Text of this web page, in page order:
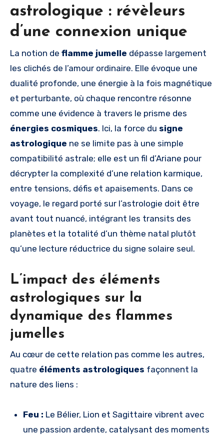
astrologique : révèleurs
d’une connexion unique
La notion de flamme jumelle dépasse largement
les clichés de l’amour ordinaire. Elle évoque une
dualité profonde, une énergie à la fois magnétique
et perturbante, où chaque rencontre résonne
comme une évidence à travers le prisme des
énergies cosmiques. Ici, la force du signe
astrologique ne se limite pas à une simple
compatibilité astrale; elle est un fil d’Ariane pour
décrypter la complexité d’une relation karmique,
entre tensions, défis et apaisements. Dans ce
voyage, le regard porté sur l’astrologie doit être
avant tout nuancé, intégrant les transits des
planètes et la totalité d’un thème natal plutôt
qu’une lecture réductrice du signe solaire seul.
L’impact des éléments
astrologiques sur la
dynamique des flammes
jumelles
Au cœur de cette relation pas comme les autres,
quatre éléments astrologiques façonnent la
nature des liens :
Feu : Le Bélier, Lion et Sagittaire vibrent avec
une passion ardente, catalysant des moments